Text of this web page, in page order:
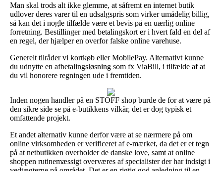
Man skal trods alt ikke glemme, at såfremt en internet butik
udlover deres varer til en udsalgspris som virker umådelig billig,
så kan det i nogle tilfælde være et bevis på en uærlig online
forretning. Bestillinger med betalingskort er i hvert fald en del af
en regel, der hjælper en overfor falske online varehuse.
Generelt tilråder vi kortkøb eller MobilePay. Alternativt kunne
du udnytte en afbetalingsløsning som fx ViaBill, i tilfælde af at
du vil honorere regningen ude i fremtiden.
Inden nogen handler på en STOFF shop burde de for at være på
den sikre side se på e-butikkens vilkår, det er dog typisk et
omfattende projekt.
Et andet alternativ kunne derfor være at se nærmere på om
online virksomheden er verificeret af e-mærket, da det er et tegn
på at netbutikken overholder de danske love, samt at online
shoppen rutinemæssigt overværes af specialister der har indsigt i